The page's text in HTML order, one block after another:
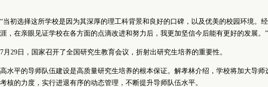
“当初选择这所学校是因为其深厚的理工科背景和良好的口碑，以及优美的校园环境。
，在亲眼见证学校在各方面的点滴改进和努力后，我更加坚信今后能有更好的发展。”
7月29日，国家召开了全国研究生教育会议，折射出研究生培养的重要性。
高水平的导师队伍建设是高质量研究生培养的根本保证。解孝林介绍，学校将加大导师
核的力度，实行进退有序的动态管理，不断提升导师队伍水平。